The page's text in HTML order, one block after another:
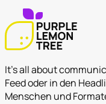
It's all about
Feed oder in den
Menschen und